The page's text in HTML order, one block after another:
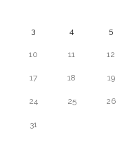
3 4 5
10 11 12
17 18 19
24 25 26
31